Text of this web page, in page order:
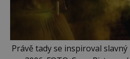
Právě tady se inspiroval